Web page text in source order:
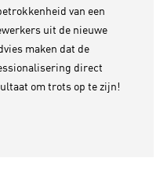
van een
uit de nieuwe
maken dat de
direct
om trots op te zijn!